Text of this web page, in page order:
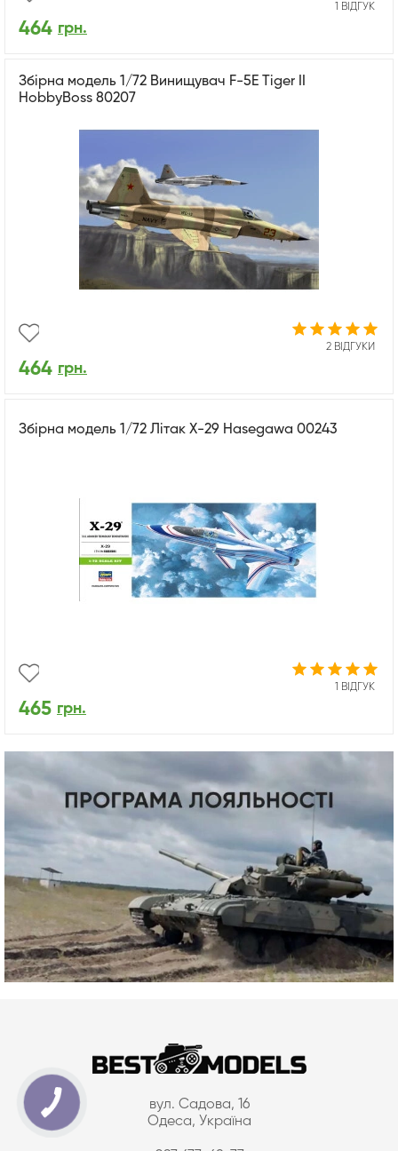
1 ВІДГУК
464 грн.
Збірна модель 1/72 Винищувач F-5E Tiger II
HobbyBoss 80207
2 ВІДГУКИ
464 грн.
Збірна модель 1/72 Літак X-29 Hasegawa 00243
1 ВІДГУК
465 грн.
вул. Садова, 16
Одеса, Україна